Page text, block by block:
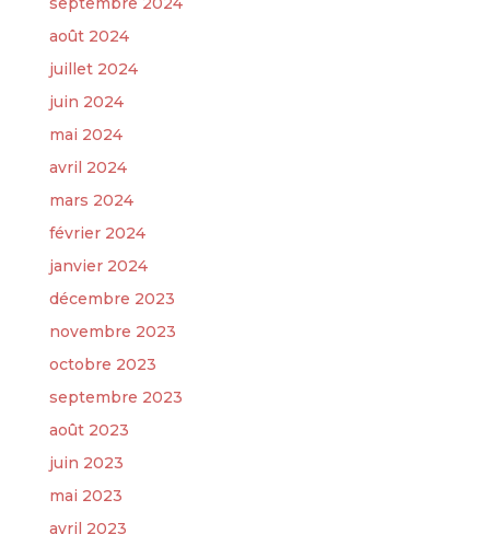
août 2024
juillet 2024
juin 2024
mai 2024
avril 2024
mars 2024
février 2024
janvier 2024
décembre 2023
novembre 2023
octobre 2023
septembre 2023
août 2023
juin 2023
mai 2023
avril 2023